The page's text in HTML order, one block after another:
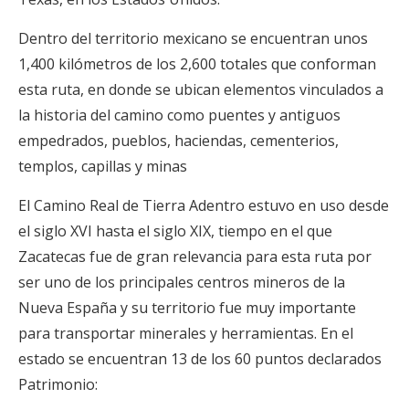
Dentro del territorio mexicano se encuentran unos
1,400 kilómetros de los 2,600 totales que conforman
esta ruta, en donde se ubican elementos vinculados a
la historia del camino como puentes y antiguos
empedrados, pueblos, haciendas, cementerios,
templos, capillas y minas
El Camino Real de Tierra Adentro estuvo en uso desde
el siglo XVI hasta el siglo XIX, tiempo en el que
Zacatecas fue de gran relevancia para esta ruta por
ser uno de los principales centros mineros de la
Nueva España y su territorio fue muy importante
para transportar minerales y herramientas. En el
estado se encuentran 13 de los 60 puntos declarados
Patrimonio: